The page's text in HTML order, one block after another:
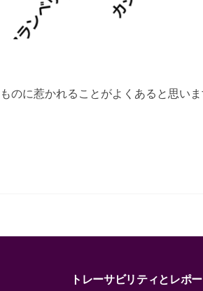
のに惹かれることがよくあると思い
トレーサビリティとレポ